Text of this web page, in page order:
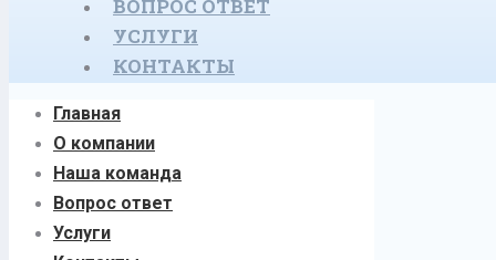
ВОПРОС ОТВЕТ
УСЛУГИ
КОНТАКТЫ
Главная
О компании
Наша команда
Вопрос ответ
Услуги